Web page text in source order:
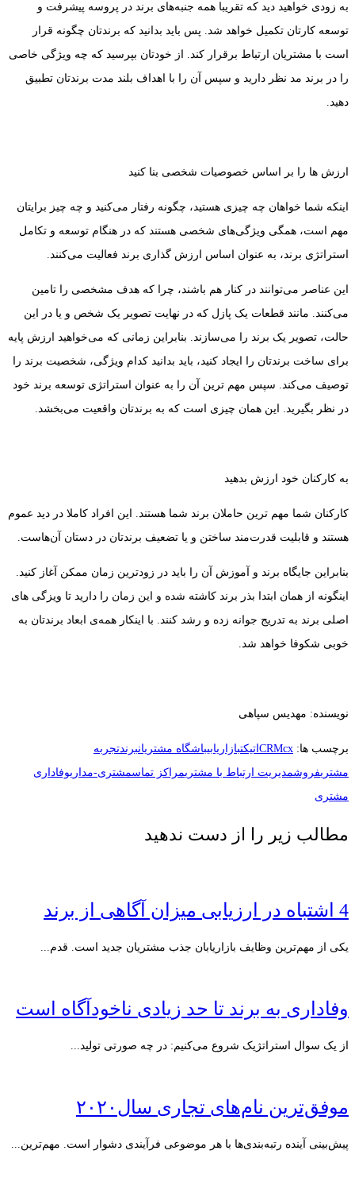
به زودی خواهید دید که تقریبا همه جنبه‌های برند در پروسه پیشرفت و
توسعه کارتان تکمیل خواهد شد. پس باید بدانید که برندتان چگونه قرار
است با مشتریان ارتباط برقرار کند. از خودتان بپرسید که چه ویژگی خاصی
را در برند مد نظر دارید و سپس آن را با اهداف بلند مدت برندتان تطبیق
دهید.
ارزش ها را بر اساس خصوصیات شخصی بنا کنید
اینکه شما خواهان چه چیزی هستید، چگونه رفتار می‌کنید و چه چیز برایتان
مهم است، همگی ویژگی‌های شخصی هستند که در هنگام توسعه و تکامل
استراتژی برند، به عنوان اساس ارزش گذاری برند فعالیت می‌کنند.
این عناصر می‌توانند در کنار هم باشند، چرا که هدف مشخصی را تامین
می‌کنند. مانند قطعات یک پازل که در نهایت تصویر یک شخص و یا در این
حالت، تصویر یک برند را می‌سازند. بنابراین زمانی که می‌خواهید ارزش پایه
برای ساخت برندتان را ایجاد کنید، باید بدانید کدام ویژگی، شخصیت برند را
توصیف می‌کند. سپس مهم ترین آن را به عنوان استراتژی توسعه برند خود
در نظر بگیرید. این همان چیزی است که به برندتان واقعیت می‌بخشد.
به کارکنان خود ارزش بدهید
کارکنان شما مهم ترین حاملان برند شما هستند. این افراد کاملا در دید عموم
هستند و قابلیت قدرت‌مند ساختن و یا تضعیف برندتان در دستان آن‌هاست.
بنابراین جایگاه برند و آموزش آن را باید در زودترین زمان ممکن آغاز کنید.
اینگونه از همان ابتدا بذر برند کاشته شده و این زمان را دارید تا ویزگی های
اصلی برند به تدریج جوانه زده و رشد کنند. با اینکار همه‌ی ابعاد برندتان به
خوبی شکوفا خواهد شد.
نویسنده: مهدیس سپاهی
برچسب ها: CRMcx اتیکتبازاریابیباشگاه مشتریانبرندتجربه
مشتریفروشمدیریت ارتباط با مشتریمراکز تماسمشتری-مداریوفاداری
مشتری
مطالب زیر را از دست ندهید
4 اشتباه در ارزیابی میزان آگاهی از برند
یکی از مهم‌ترین وظایف بازاریابان جذب مشتریان جدید است. قدم...
وفاداری به برند تا حد زیادی ناخودآگاه است
از یک سوال استراتژیک شروع می‌کنیم: در چه صورتی تولید...
موفق‌ترین نام‌های تجاری سال۲۰۲۰
پیش‌بینی آینده رتبه‌بندی‌ها با هر موضوعی فرآیندی دشوار است. مهم‌ترین...